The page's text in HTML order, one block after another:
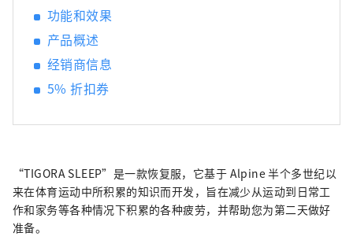
功能和效果
产品概述
经销商信息
5% 折扣券
“TIGORA SLEEP”是一款恢复服，它基于 Alpine 半个多世纪以
来在体育运动中所积累的知识而开发，旨在减少从运动到日常工
作和家务等各种情况下积累的各种疲劳，并帮助您为第二天做好
准备。